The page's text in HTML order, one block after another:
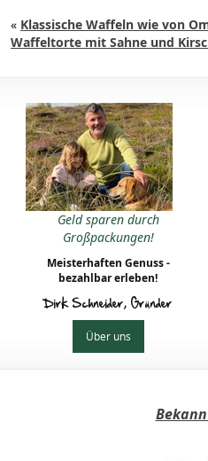
« Klassische Waffeln wie von
Waffeltorte mit Sahne und
Geld sparen durch
Großpackungen!
Meisterhaften Genuss -
bezahlbar erleben!
Dirk Schneider, Gründer
Über uns